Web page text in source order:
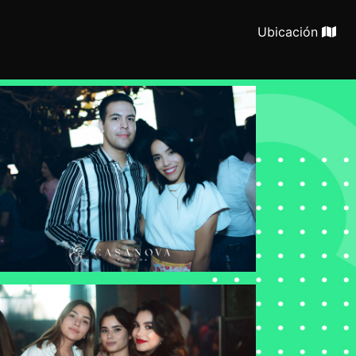
Ubicación